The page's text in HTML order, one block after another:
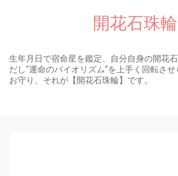
開花石珠輪
生年月日で宿命星を鑑定、自分自身の開花
だし″運命のバイオリズム″を上手く回転さ
お守り、それが【開花石珠輪】です。